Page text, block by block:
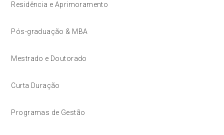
Residência e Aprimoramento
Pós-graduação & MBA
Mestrado e Doutorado
Curta Duração
Programas de Gestão